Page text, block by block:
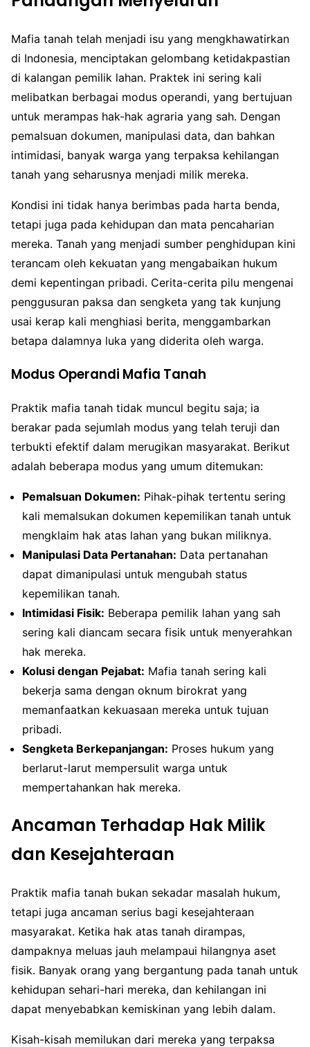
Mafia tanah telah menjadi isu yang mengkhawatirkan
di Indonesia, menciptakan gelombang ketidakpastian
di kalangan pemilik lahan. Praktek ini sering kali
melibatkan berbagai modus operandi, yang bertujuan
untuk merampas hak-hak agraria yang sah. Dengan
pemalsuan dokumen, manipulasi data, dan bahkan
intimidasi, banyak warga yang terpaksa kehilangan
tanah yang seharusnya menjadi milik mereka.
Kondisi ini tidak hanya berimbas pada harta benda,
tetapi juga pada kehidupan dan mata pencaharian
mereka. Tanah yang menjadi sumber penghidupan kini
terancam oleh kekuatan yang mengabaikan hukum
demi kepentingan pribadi. Cerita-cerita pilu mengenai
penggusuran paksa dan sengketa yang tak kunjung
usai kerap kali menghiasi berita, menggambarkan
betapa dalamnya luka yang diderita oleh warga.
Modus Operandi Mafia Tanah
Praktik mafia tanah tidak muncul begitu saja; ia
berakar pada sejumlah modus yang telah teruji dan
terbukti efektif dalam merugikan masyarakat. Berikut
adalah beberapa modus yang umum ditemukan:
Pemalsuan Dokumen: Pihak-pihak tertentu sering
kali memalsukan dokumen kepemilikan tanah untuk
mengklaim hak atas lahan yang bukan miliknya.
Manipulasi Data Pertanahan: Data pertanahan
dapat dimanipulasi untuk mengubah status
kepemilikan tanah.
Intimidasi Fisik: Beberapa pemilik lahan yang sah
sering kali diancam secara fisik untuk menyerahkan
hak mereka.
Kolusi dengan Pejabat: Mafia tanah sering kali
bekerja sama dengan oknum birokrat yang
memanfaatkan kekuasaan mereka untuk tujuan
pribadi.
Sengketa Berkepanjangan: Proses hukum yang
berlarut-larut mempersulit warga untuk
mempertahankan hak mereka.
Ancaman Terhadap Hak Milik
dan Kesejahteraan
Praktik mafia tanah bukan sekadar masalah hukum,
tetapi juga ancaman serius bagi kesejahteraan
masyarakat. Ketika hak atas tanah dirampas,
dampaknya meluas jauh melampaui hilangnya aset
fisik. Banyak orang yang bergantung pada tanah untuk
kehidupan sehari-hari mereka, dan kehilangan ini
dapat menyebabkan kemiskinan yang lebih dalam.
Kisah-kisah memilukan dari mereka yang terpaksa